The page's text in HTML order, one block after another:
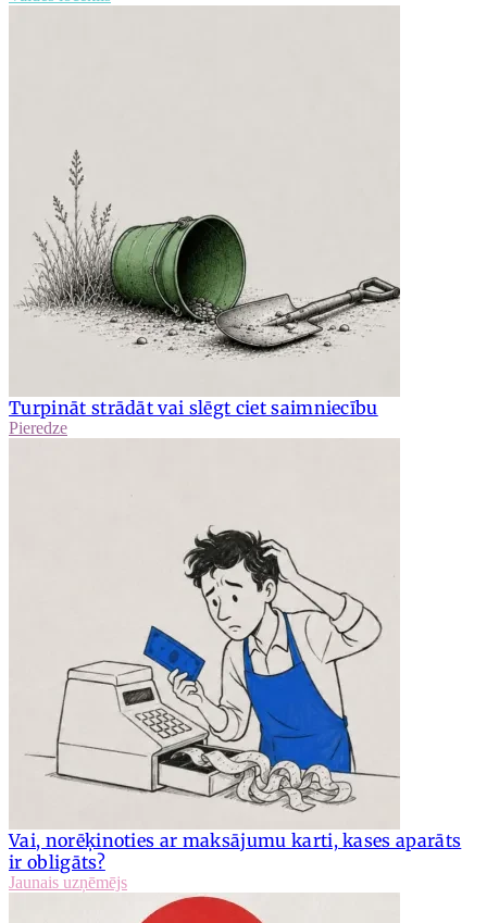
Turpināt strādāt vai slēgt ciet saimniecību
Pieredze
Vai, norēķinoties ar maksājumu karti, kases aparāts
ir obligāts?
Jaunais uzņēmējs